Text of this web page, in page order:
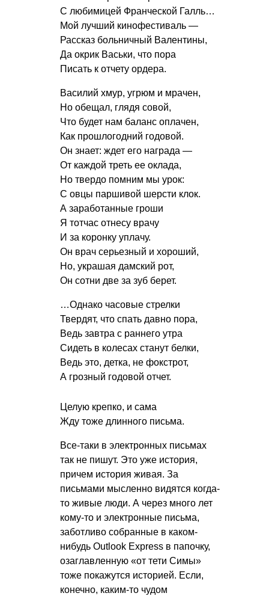
С любимицей Франческой Галль…
Мой лучший кинофестиваль —
Рассказ больничный Валентины,
Да окрик Васьки, что пора
Писать к отчету ордера.
Василий хмур, угрюм и мрачен,
Но обещал, глядя совой,
Что будет нам баланс оплачен,
Как прошлогодний годовой.
Он знает: ждет его награда —
От каждой треть ее оклада,
Но твердо помним мы урок:
С овцы паршивой шерсти клок.
А заработанные гроши
Я тотчас отнесу врачу
И за коронку уплачу.
Он врач серьезный и хороший,
Но, украшая дамский рот,
Он сотни две за зуб берет.
…Однако часовые стрелки
Твердят, что спать давно пора,
Ведь завтра с раннего утра
Сидеть в колесах станут белки,
Ведь это, детка, не фокстрот,
А грозный годовой отчет.
Целую крепко, и сама
Жду тоже длинного письма.
Все-таки в электронных письмах
так не пишут. Это уже история,
причем история живая. За
письмами мысленно видятся когда-
то живые люди. А через много лет
кому-то и электронные письма,
заботливо собранные в каком-
нибудь Outlook Express в папочку,
озаглавленную «от тети Симы»
тоже покажутся историей. Если,
конечно, каким-то чудом